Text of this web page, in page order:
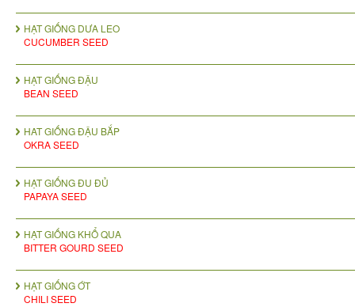
HẠT GIỐNG DƯA LEO
CUCUMBER SEED
HẠT GIỐNG ĐẬU
BEAN SEED
HAT GIỐNG ĐẬU BẮP
OKRA SEED
HẠT GIỐNG ĐU ĐỦ
PAPAYA SEED
HẠT GIỐNG KHỔ QUA
BITTER GOURD SEED
HẠT GIỐNG ỚT
CHILI SEED